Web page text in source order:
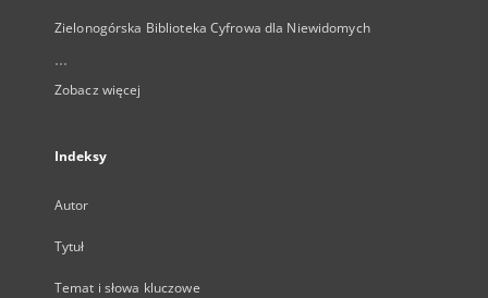
Zielonogórska Biblioteka Cyfrowa dla Niewidomych
...
Zobacz więcej
Indeksy
Autor
Tytuł
Temat i słowa kluczowe